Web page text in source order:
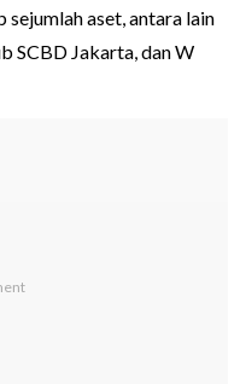
aset, antara lain
SCBD Jakarta, dan W